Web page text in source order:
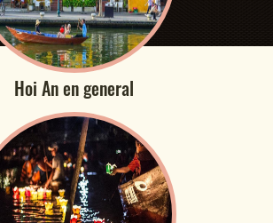
Hoi An en general